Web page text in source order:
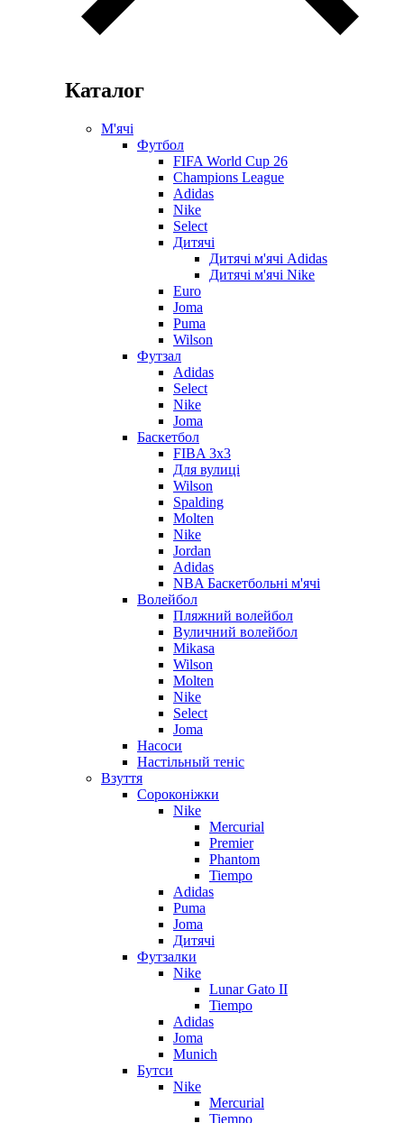
Каталог
М'ячі
Футбол
FIFA World Cup 26
Champions League
Adidas
Nike
Select
Дитячі
Дитячі м'ячі Adidas
Дитячі м'ячі Nike
Euro
Joma
Puma
Wilson
Футзал
Adidas
Select
Nike
Joma
Баскетбол
FIBA 3x3
Для вулиці
Wilson
Spalding
Molten
Nike
Jordan
Adidas
NBA Баскетбольні м'ячі
Волейбол
Пляжний волейбол
Вуличний волейбол
Mikasa
Wilson
Molten
Nike
Select
Joma
Насоси
Настільный теніс
Взуття
Сороконіжки
Nike
Mercurial
Premier
Phantom
Tiempo
Adidas
Puma
Joma
Дитячі
Футзалки
Nike
Lunar Gato II
Tiempo
Adidas
Joma
Munich
Бутси
Nike
Mercurial
Tiempo